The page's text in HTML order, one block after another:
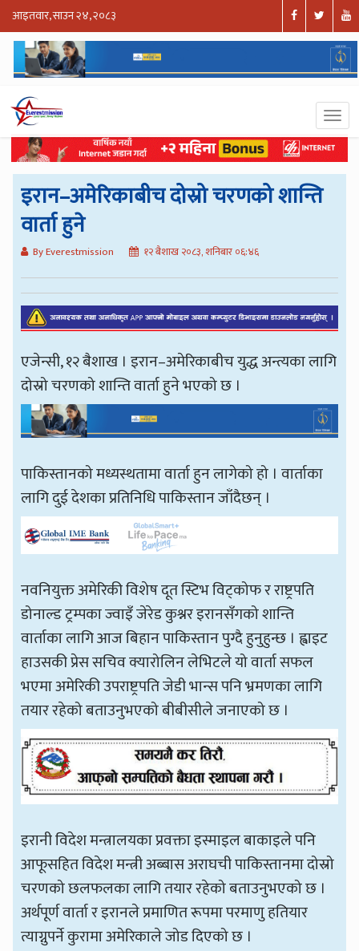
आइतवार, साउन २४, २०८३
इरान–अमेरिकाबीच दोस्रो चरणको शान्ति
वार्ता हुने
By Everestmission १२ बैशाख २०८३, शनिबार ०६:४६
एजेन्सी, १२ बैशाख । इरान–अमेरिकाबीच युद्ध अन्त्यका लागि
दोस्रो चरणको शान्ति वार्ता हुने भएको छ ।
पाकिस्तानको मध्यस्थतामा वार्ता हुन लागेको हो । वार्ताका
लागि दुई देशका प्रतिनिधि पाकिस्तान जाँदैछन् ।
नवनियुक्त अमेरिकी विशेष दूत स्टिभ विट्कोफ र राष्ट्रपति
डोनाल्ड ट्रम्पका ज्वाइँ जेरेड कुश्नर इरानसँगको शान्ति
वार्ताका लागि आज बिहान पाकिस्तान पुग्दै हुनुहुन्छ । ह्वाइट
हाउसकी प्रेस सचिव क्यारोलिन लेभिटले यो वार्ता सफल
भएमा अमेरिकी उपराष्ट्रपति जेडी भान्स पनि भ्रमणका लागि
तयार रहेको बताउनुभएको बीबीसीले जनाएको छ ।
इरानी विदेश मन्त्रालयका प्रवक्ता इस्माइल बाकाइले पनि
आफूसहित विदेश मन्त्री अब्बास अराघची पाकिस्तानमा दोस्रो
चरणको छलफलका लागि तयार रहेको बताउनुभएको छ ।
अर्थपूर्ण वार्ता र इरानले प्रमाणित रूपमा परमाणु हतियार
त्याग्नुपर्ने कुरामा अमेरिकाले जोड दिएको छ ।